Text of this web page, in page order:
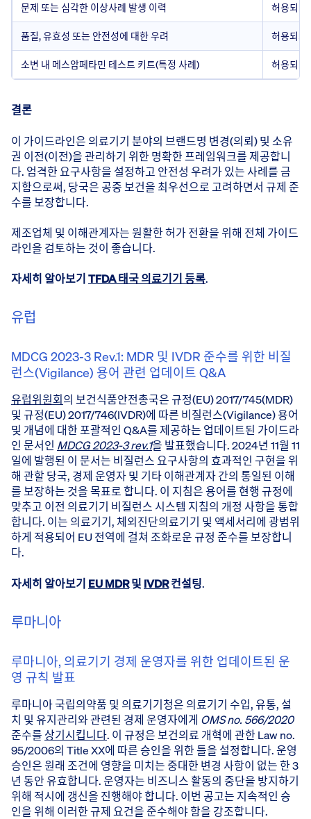
문제 또는 심각한 이상사례 발생 이력 허용되지
품질, 유효성 또는 안전성에 대한 우려 허용되지
소변 내 메스암페타민 테스트 키트(특정 사례) 허용되지
결론
이 가이드라인은 의료기기 분야의 브랜드명 변경(의뢰) 및 소유
권 이전(이전)을 관리하기 위한 명확한 프레임워크를 제공합니
다. 엄격한 요구사항을 설정하고 안전성 우려가 있는 사례를 금
지함으로써, 당국은 공중 보건을 최우선으로 고려하면서 규제 준
수를 보장합니다.
제조업체 및 이해관계자는 원활한 허가 전환을 위해 전체 가이드
라인을 검토하는 것이 좋습니다.
자세히 알아보기 TFDA 태국 의료기기 등록.
유럽
MDCG 2023-3 Rev.1: MDR 및 IVDR 준수를 위한 비질
런스(Vigilance) 용어 관련 업데이트 Q&A
유럽위원회의 보건식품안전총국은 규정(EU) 2017/745(MDR)
및 규정(EU) 2017/746(IVDR)에 따른 비질런스(Vigilance) 용어
및 개념에 대한 포괄적인 Q&A를 제공하는 업데이트된 가이드라
인 문서인 MDCG 2023-3 rev.1을 발표했습니다. 2024년 11월 11
일에 발행된 이 문서는 비질런스 요구사항의 효과적인 구현을 위
해 관할 당국, 경제 운영자 및 기타 이해관계자 간의 통일된 이해
를 보장하는 것을 목표로 합니다. 이 지침은 용어를 현행 규정에
맞추고 이전 의료기기 비질런스 시스템 지침의 개정 사항을 통합
합니다. 이는 의료기기, 체외진단의료기기 및 액세서리에 광범위
하게 적용되어 EU 전역에 걸쳐 조화로운 규정 준수를 보장합니
다.
자세히 알아보기 EU MDR및 IVDR컨설팅.
루마니아
루마니아, 의료기기 경제 운영자를 위한 업데이트된 운
영 규칙 발표
루마니아 국립의약품 및 의료기기청은 의료기기 수입, 유통, 설
치 및 유지관리와 관련된 경제 운영자에게 OMS no. 566/2020
준수를 상기시킵니다. 이 규정은 보건의료 개혁에 관한 Law no.
95/2006의 Title XX에 따른 승인을 위한 틀을 설정합니다. 운영
승인은 원래 조건에 영향을 미치는 중대한 변경 사항이 없는 한 3
년 동안 유효합니다. 운영자는 비즈니스 활동의 중단을 방지하기
위해 적시에 갱신을 진행해야 합니다. 이번 공고는 지속적인 승
인을 위해 이러한 규제 요건을 준수해야 함을 강조합니다.